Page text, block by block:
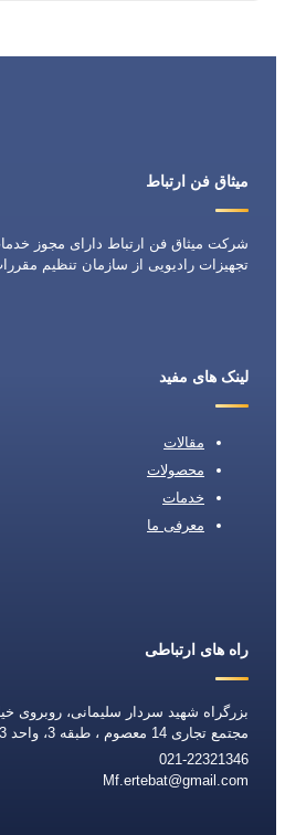
میثاق فن ارتباط
شرکت میثاق فن ارتباط دارای مجوز
تجهیزات رادیویی از سازمان تنظیم
لینک های مفید
مقالات
محصولات
خدمات
معرفی ما
راه های ارتباطی
بزرگراه شهید سردار سلیمانی، روبروی
مجتمع تجاری 14 معصوم ، طبقه 3، واحد 3
021-22321346
Mf.ertebat@gmail.com